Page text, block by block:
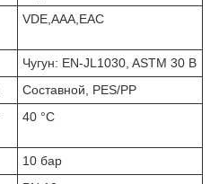
VDE,AAA,EAC
Чугун: EN-JL1030, ASTM 30 B
Составной, PES/PP
40 °C
10 бар